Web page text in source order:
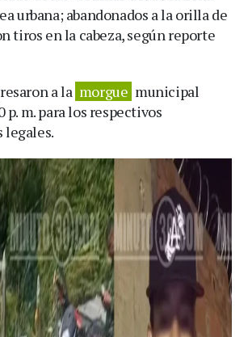
urbana; abandonados a la orilla de
tiros en la cabeza, según reporte
a la morgue municipal
p. m. para los respectivos